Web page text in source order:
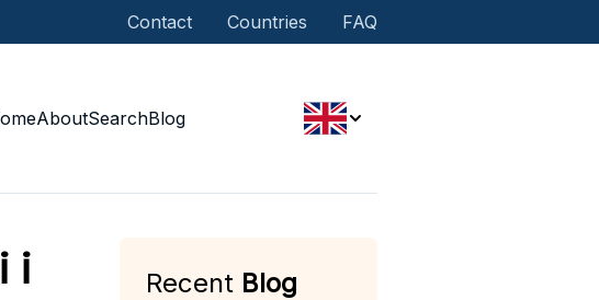
Contact Countries FAQ
AboutSearchBlog
i
Recent Blog